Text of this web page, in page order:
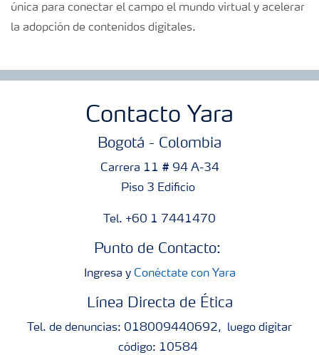
única para conectar el campo el mundo virtual y acelerar
la adopción de contenidos digitales.
Contacto Yara
Bogotá - Colombia
Carrera 11 # 94 A-34
Piso 3 Edificio
Tel. +60 1 7441470
Punto de Contacto:
Ingresa y Conéctate con Yara
Línea Directa de Ética
Tel. de denuncias: 018009440692, luego digitar
código: 10584